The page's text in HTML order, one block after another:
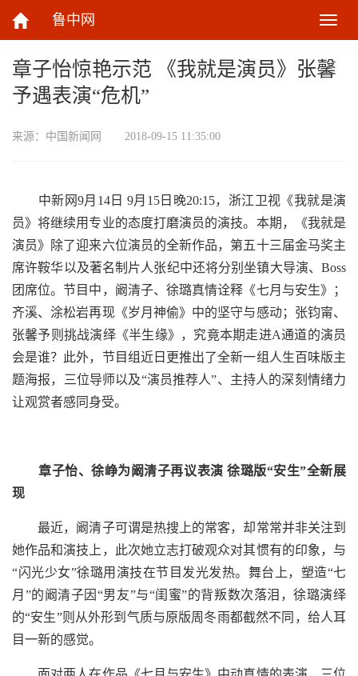
鲁中网
切
换
航
章子怡惊艳示范 《我就是演员》张馨
予遇表演“危机”
来源： 中国新闻网 2018-09-15 11:35:00
中新网9月14日 9月15日晚20:15，浙江卫视《我就是演
员》将继续用专业的态度打磨演员的演技。本期，《我就是
演员》除了迎来六位演员的全新作品，第五十三届金马奖主
席许鞍华以及著名制片人张纪中还将分别坐镇大导演、Boss
团席位。节目中，阚清子、徐璐真情诠释《七月与安生》；
齐溪、涂松岩再现《岁月神偷》中的坚守与感动；张钧甯、
张馨予则挑战演绎《半生缘》，究竟本期走进A通道的演员
会是谁？此外，节目组近日更推出了全新一组人生百味版主
题海报，三位导师以及“演员推荐人”、主持人的深刻情绪力
让观赏者感同身受。
章子怡、徐峥为阚清子再议表演 徐璐版“安生”全新展
现
最近，阚清子可谓是热搜上的常客，却常常并非关注到
她作品和演技上，此次她立志打破观众对其惯有的印象，与
“闪光少女”徐璐用演技在节目发光发热。舞台上，塑造“七
月”的阚清子因“男友”与“闺蜜”的背叛数次落泪，徐璐演绎
的“安生”则从外形到气质与原版周冬雨都截然不同，给人耳
目一新的感觉。